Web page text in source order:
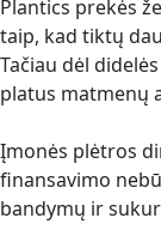
Plantics prekės
taip, kad tiktų
Tačiau dėl
platus matmenų
Įmonės plėtros
finansavimo
bandymų ir